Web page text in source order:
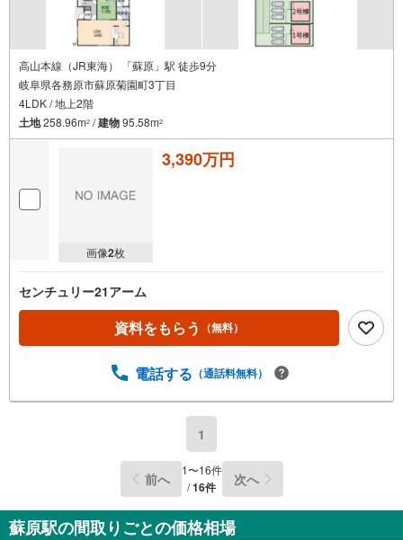
受
け
取
る
・
条
を
マ
存
高山本線（JR東海） 「蘇原」駅 徒歩9分
岐阜県各務原市蘇原菊園町3丁目
4LDK / 地上2階
土地258.96m2 /建物95.58m2
画像2枚
3,390万円
センチュリー21アーム
資料をもらう （無料）
電話する （通話料無料）
1
前へ 1〜16件
/16件 次へ
蘇原駅の間取りごとの価格相場